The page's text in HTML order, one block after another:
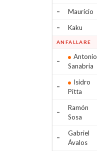
– Maurício
–
Kaku
ANFALLARE
–
Antonio
Sanabria
–
Isidro
Pitta
–
Ramón
Sosa
–
Gabriel
Ávalos